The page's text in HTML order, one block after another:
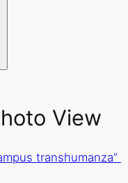
View
transhumanza”